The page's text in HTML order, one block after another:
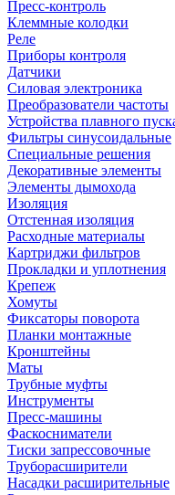
Пресс-контроль
Клеммные колодки
Реле
Приборы контроля
Датчики
Силовая электроника
Преобразователи частоты
Устройства плавного
Фильтры синусоидальные
Специальные решения
Декоративные элементы
Элементы дымохода
Изоляция
Отстенная изоляция
Расходные материалы
Картриджи фильтров
Прокладки и уплотнения
Крепеж
Хомуты
Фиксаторы поворота
Планки монтажные
Кронштейны
Маты
Трубные муфты
Инструменты
Пресс-машины
Фаскосниматели
Тиски запрессовочные
Труборасширители
Насадки расширительные